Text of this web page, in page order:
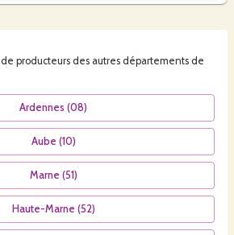
de producteurs des autres départements de
Ardennes (08)
Aube (10)
Marne (51)
Haute-Marne (52)